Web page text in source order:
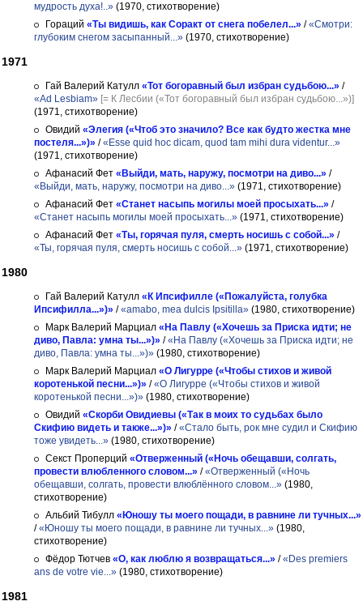
мудрость духа!..» (1970, стихотворение)
Гораций «Ты видишь, как Соракт от снега побелел...» /«Смотри:
глубоким снегом засыпанный...» (1970, стихотворение)
1971
Гай Валерий Катулл «Тот богоравный был избран судьбою...» /
«Ad Lesbiam» [= К Лесбии («Тот богоравный был избран судьбою...»)]
(1971, стихотворение)
Овидий «Элегия («Чтоб это значило? Все как будто жестка мне
постеля...»)» /«Esse quid hoc dicam, quod tam mihi dura videntur...»
(1971, стихотворение)
Афанасий Фет «Выйди, мать, наружу, посмотри на диво...» /
«Выйди, мать, наружу, посмотри на диво...» (1971, стихотворение)
Афанасий Фет «Станет насыпь могилы моей просыхать...» /
«Станет насыпь могилы моей просыхать...» (1971, стихотворение)
Афанасий Фет «Ты, горячая пуля, смерть носишь с собой...» /
«Ты, горячая пуля, смерть носишь с собой...» (1971, стихотворение)
1980
Гай Валерий Катулл «К Ипсифилле («Пожалуйста, голубка
Ипсифилла...»)» /«amabo, mea dulcis Ipsitilla» (1980, стихотворение)
Марк Валерий Марциал «На Павлу («Хочешь за Приска идти; не
диво, Павла: умна ты...»)» /«На Павлу («Хочешь за Приска идти; не
диво, Павла: умна ты...»)» (1980, стихотворение)
Марк Валерий Марциал «О Лигурре («Чтобы стихов и живой
коротенькой песни...»)» /«О Лигурре («Чтобы стихов и живой
коротенькой песни...»)» (1980, стихотворение)
Овидий «Скорби Овидиевы («Так в моих то судьбах было
Скифию видеть и также...»)» /«Стало быть, рок мне судил и Скифию
тоже увидеть...» (1980, стихотворение)
Секст Проперций «Отверженный («Ночь обещавши, солгать,
провести влюбленного словом...» /«Отверженный («Ночь
обещавши, солгать, провести влюблённого словом...» (1980,
стихотворение)
Альбий Тибулл «Юношу ты моего пощади, в равнине ли тучных...»
/«Юношу ты моего пощади, в равнине ли тучных...» (1980,
стихотворение)
Фёдор Тютчев «О, как люблю я возвращаться...» /«Des premiers
ans de votre vie...» (1980, стихотворение)
1981